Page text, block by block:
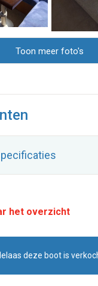
Toon meer foto's
het overzicht
deze boot is